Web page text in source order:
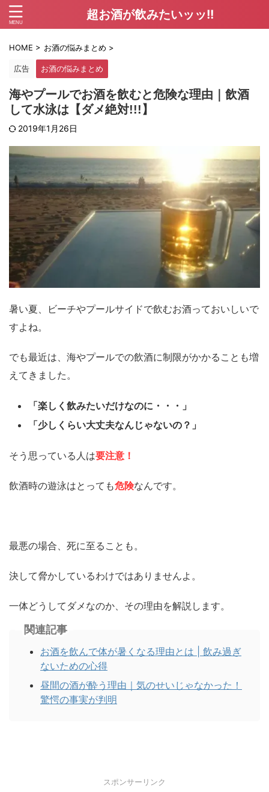
超お酒が飲みたいッッ!!
HOME > お酒の悩みまとめ >
広告 お酒の悩みまとめ
海やプールでお酒を飲むと危険な理由｜飲酒
して水泳は【ダメ絶対!!!】
2019年1月26日
暑い夏、ビーチやプールサイドで飲むお酒っておいしいで
すよね。
でも最近は、海やプールでの飲酒に制限がかかることも増
えてきました。
「楽しく飲みたいだけなのに・・・」
「少しくらい大丈夫なんじゃないの？」
そう思っている人は要注意！
飲酒時の遊泳はとっても危険なんです。
最悪の場合、死に至ることも。
決して脅かしているわけではありませんよ。
一体どうしてダメなのか、その理由を解説します。
関連記事
お酒を飲んで体が暑くなる理由とは | 飲み過ぎ
ないための心得
昼間の酒が酔う理由｜気のせいじゃなかった！
驚愕の事実が判明
スポンサーリンク